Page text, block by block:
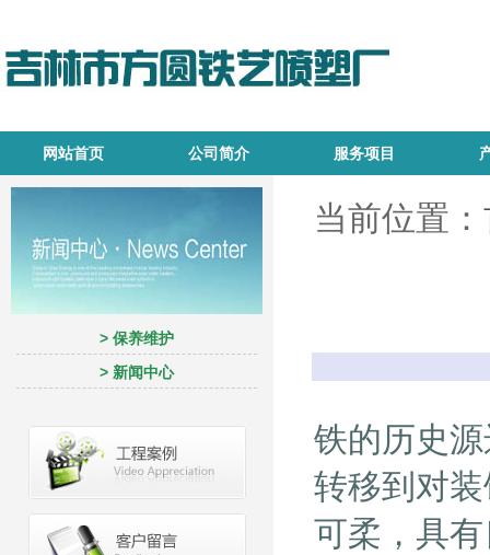
网站首页 公司简介 服务项目
> 保养维护
> 新闻中心
当前位置：
铁的历史
转移到对
可柔，具